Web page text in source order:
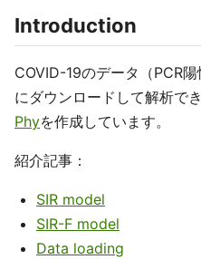
Introduction
COVID-19のデータ（PCR
にダウンロードして解析で
Phyを作成しています。
紹介記事：
SIR model
SIR-F model
Data loading